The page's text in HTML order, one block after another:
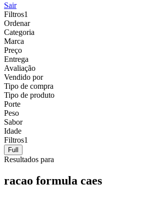
Sair
Filtros1
Ordenar
Categoria
Marca
Preço
Entrega
Avaliação
Vendido por
Tipo de compra
Tipo de produto
Porte
Peso
Sabor
Idade
Filtros1
Full
Resultados para
racao formula caes